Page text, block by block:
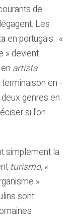
de
Les
en portugais : «
» devient
artista.
en -
genres en
si l’on
simplement la
turismo, «
»
sont